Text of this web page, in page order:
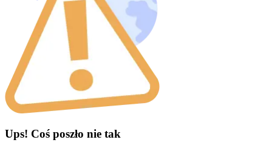
Ups! Coś poszło nie tak